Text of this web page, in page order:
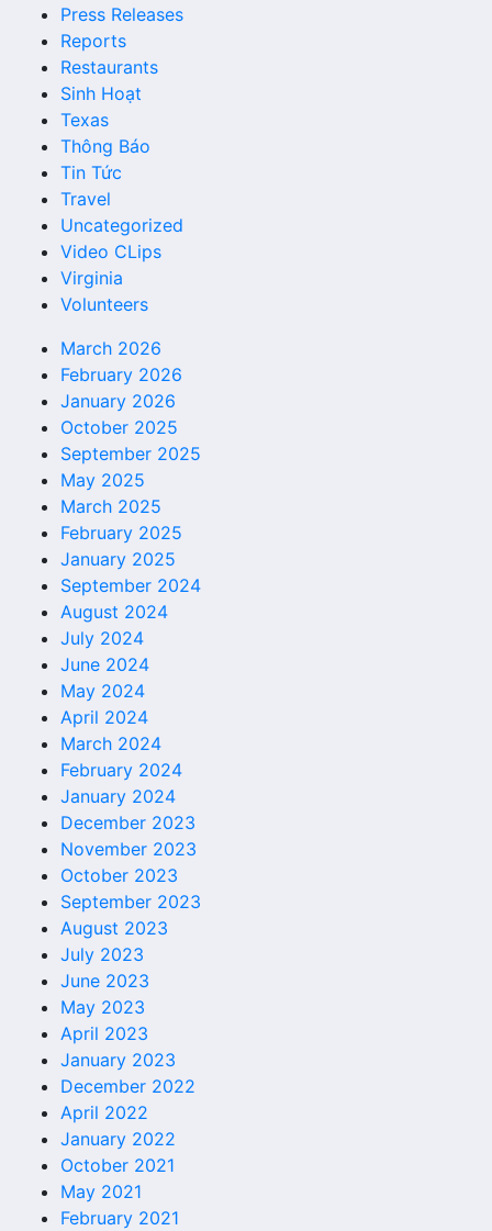
Press Releases
Reports
Restaurants
Sinh Hoạt
Texas
Thông Báo
Tin Tức
Travel
Uncategorized
Video CLips
Virginia
Volunteers
March 2026
February 2026
January 2026
October 2025
September 2025
May 2025
March 2025
February 2025
January 2025
September 2024
August 2024
July 2024
June 2024
May 2024
April 2024
March 2024
February 2024
January 2024
December 2023
November 2023
October 2023
September 2023
August 2023
July 2023
June 2023
May 2023
April 2023
January 2023
December 2022
April 2022
January 2022
October 2021
May 2021
February 2021